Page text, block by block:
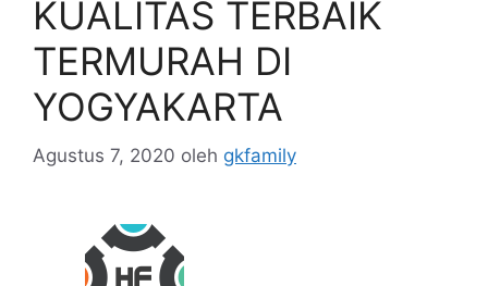
KUALITAS TERBAIK
TERMURAH DI
YOGYAKARTA
Agustus 7, 2020 oleh gkfamily